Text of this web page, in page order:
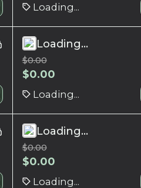
Loading...
Loading...
$0.00
$0.00
Loading...
Loading...
$0.00
$0.00
Loading...